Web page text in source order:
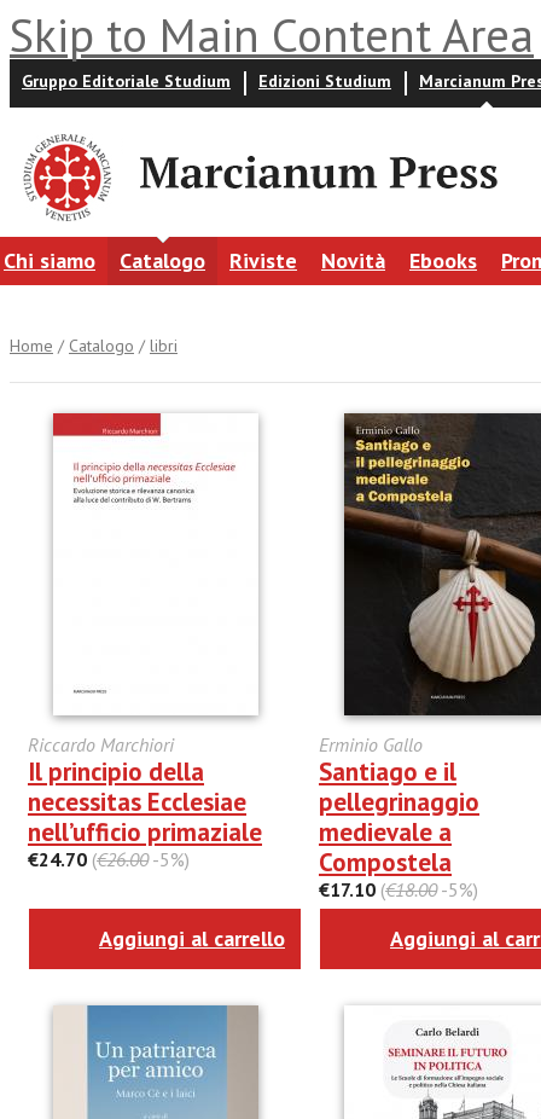
Skip to Main Content Area
Gruppo Editoriale Studium Edizioni Studium Marcianum
Chi siamo Catalogo Riviste Novità Ebooks
Home / Catalogo / libri
Riccardo Marchiori
Il principio della
necessitas Ecclesiae
nell’ufficio primaziale
€24.70 (€26.00-5%)
Aggiungi al carrello
Erminio Gallo
Santiago e il
pellegrinaggio
medievale a
Compostela
€17.10 (€18.00-5%)
Aggiungi al